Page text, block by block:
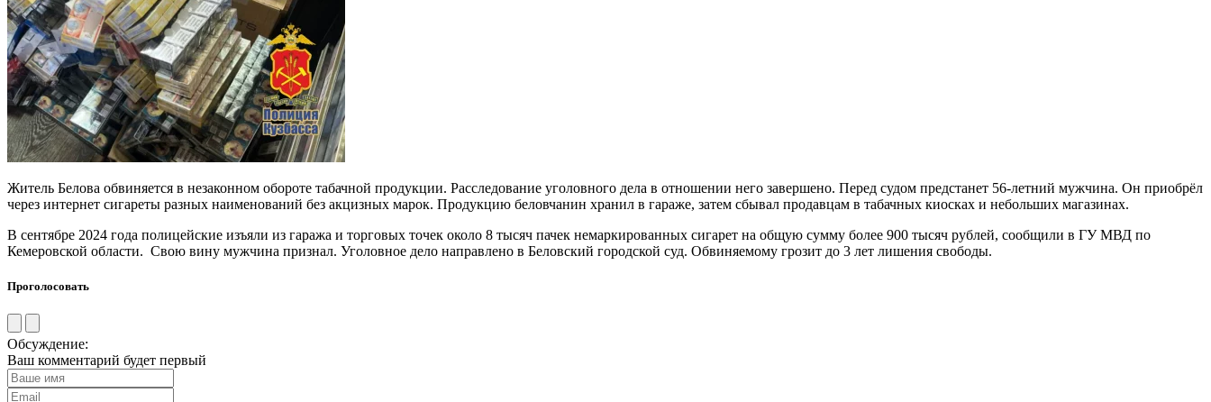
Житель Белова обвиняется в незаконном обороте табачной продукции. Расследование уголовного дела в отношении него завершено. Перед судом предстанет 56-летний мужчина. Он приобрёл
через интернет сигареты разных наименований без акцизных марок. Продукцию беловчанин хранил в гараже, затем сбывал продавцам в табачных киосках и небольших магазинах.
В сентябре 2024 года полицейские изъяли из гаража и торговых точек около 8 тысяч пачек немаркированных сигарет на общую сумму более 900 тысяч рублей, сообщили в ГУ МВД по
Кемеровской области. Свою вину мужчина признал. Уголовное дело направлено в Беловский городской суд. Обвиняемому грозит до 3 лет лишения свободы.
Проголосовать
Обсуждение:
Ваш комментарий будет первый